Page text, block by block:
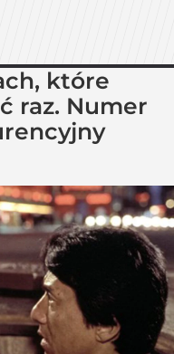
które
raz. Numer